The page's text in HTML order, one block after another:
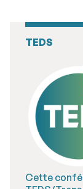
TEDS
Cette